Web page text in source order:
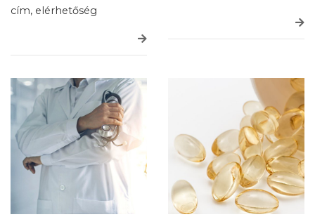
cím, elérhetőség